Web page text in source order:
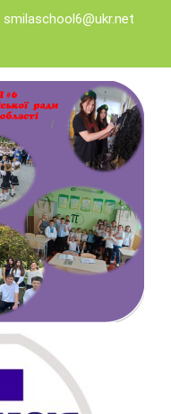
smilaschool6@ukr.net